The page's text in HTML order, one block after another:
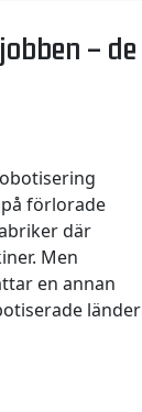
– de
förlorade
där
Men
en annan
länder